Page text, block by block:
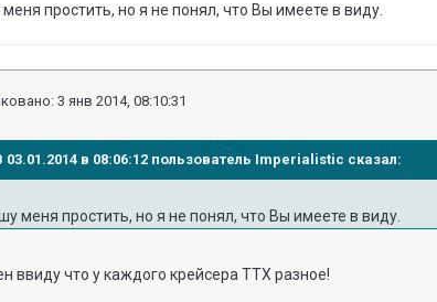
простить, но я не понял, что Вы имеете в виду.
3 янв 2014, 08:10:31
03.01.2014 в 08:06:12 пользователь Imperialistic сказал:
меня простить, но я не понял, что Вы имеете в виду.
ввиду что у каждого крейсера ТТХ разное!